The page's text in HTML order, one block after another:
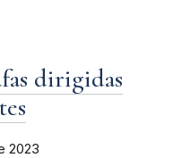
dirigidas
2023